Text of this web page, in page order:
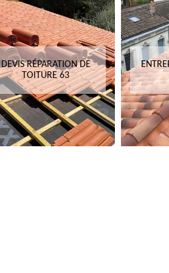
DEVIS RÉPARATION DE
TOITURE 63